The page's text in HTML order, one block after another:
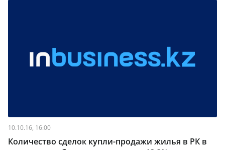
10.10.16, 16:00
Количество сделок купли-продажи жилья в РК в